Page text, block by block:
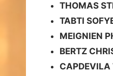
THOMAS
TABTI
MEIGNIEN
BERTZ
CAPDEVILA